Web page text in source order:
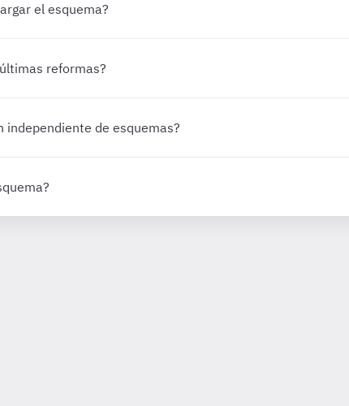
el esquema?
reformas?
independiente de esquemas?